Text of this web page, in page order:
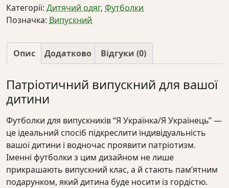
"Я
Українка/
Українець"
іменні
Категорії: Дитячий одяг, Футболки
Позначка: Випускний
Опис Додатково Відгуки (0)
Патріотичний випускний для вашої
дитини
Футболки для випускників “Я Українка/Я Українець” —
це ідеальний спосіб підкреслити індивідуальність
вашої дитини і водночас проявити патріотизм.
Іменні футболки з цим дизайном не лише
прикрашають випускний клас, а й стають пам’ятним
подарунком, який дитина буде носити із гордістю.